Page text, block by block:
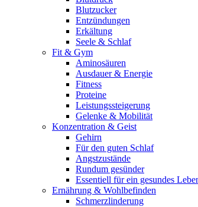
Blutzucker
Entzündungen
Erkältung
Seele & Schlaf
Fit & Gym
Aminosäuren
Ausdauer & Energie
Fitness
Proteine
Leistungssteigerung
Gelenke & Mobilität
Konzentration & Geist
Gehirn
Für den guten Schlaf
Angstzustände
Rundum gesünder
Essentiell für ein gesundes
Ernährung & Wohlbefinden
Schmerzlinderung